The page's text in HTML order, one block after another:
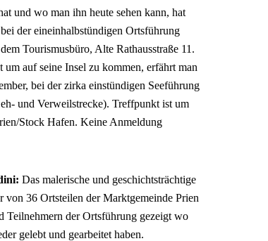
und wo man ihn heute sehen kann, hat
der eineinhalbstündigen Ortsführung
Tourismusbüro, Alte Rathausstraße 11.
auf seine Insel zu kommen, erfährt man
bei der zirka einstündigen Seeführung
und Verweilstrecke). Treffpunkt ist um
Stock Hafen. Keine Anmeldung
Das malerische und geschichtsträchtige
36 Ortsteilen der Marktgemeinde Prien
Teilnehmern der Ortsführung gezeigt wo
gelebt und gearbeitet haben.